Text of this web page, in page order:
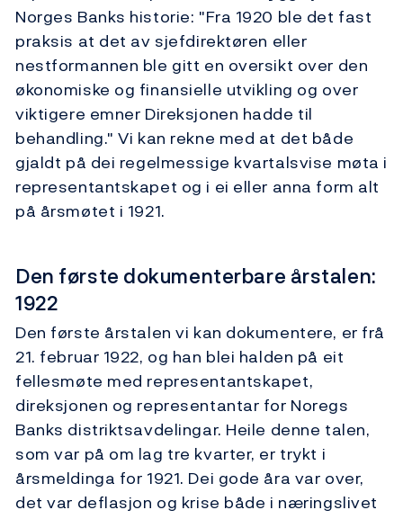
Norges Banks historie: "Fra 1920 ble det fast
praksis at det av sjefdirektøren eller
nestformannen ble gitt en oversikt over den
økonomiske og finansielle utvikling og over
viktigere emner Direksjonen hadde til
behandling." Vi kan rekne med at det både
gjaldt på dei regelmessige kvartalsvise møta i
representantskapet og i ei eller anna form alt
på årsmøtet i 1921.
Den første dokumenterbare årstalen:
1922
Den første årstalen vi kan dokumentere, er frå
21. februar 1922, og han blei halden på eit
fellesmøte med representantskapet,
direksjonen og representantar for Noregs
Banks distriktsavdelingar. Heile denne talen,
som var på om lag tre kvarter, er trykt i
årsmeldinga for 1921. Dei gode åra var over,
det var deflasjon og krise både i næringslivet